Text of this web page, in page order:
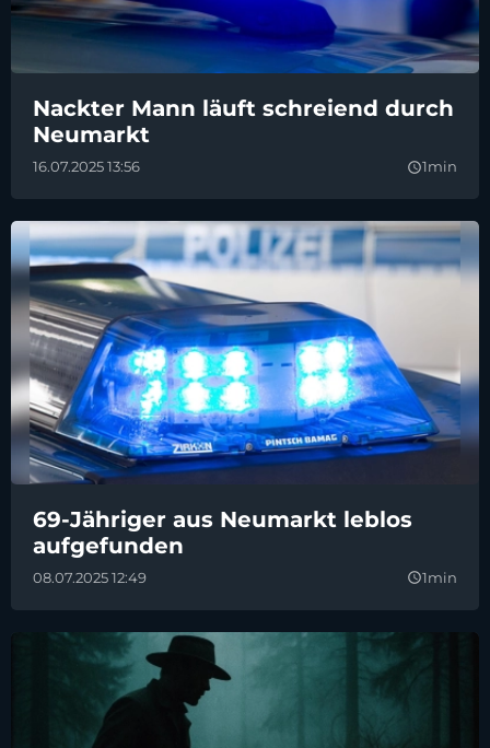
Nackter Mann läuft schreiend durch
Neumarkt
16.07.2025 13:56 query_builder1min
69-Jähriger aus Neumarkt leblos
aufgefunden
08.07.2025 12:49 query_builder1min